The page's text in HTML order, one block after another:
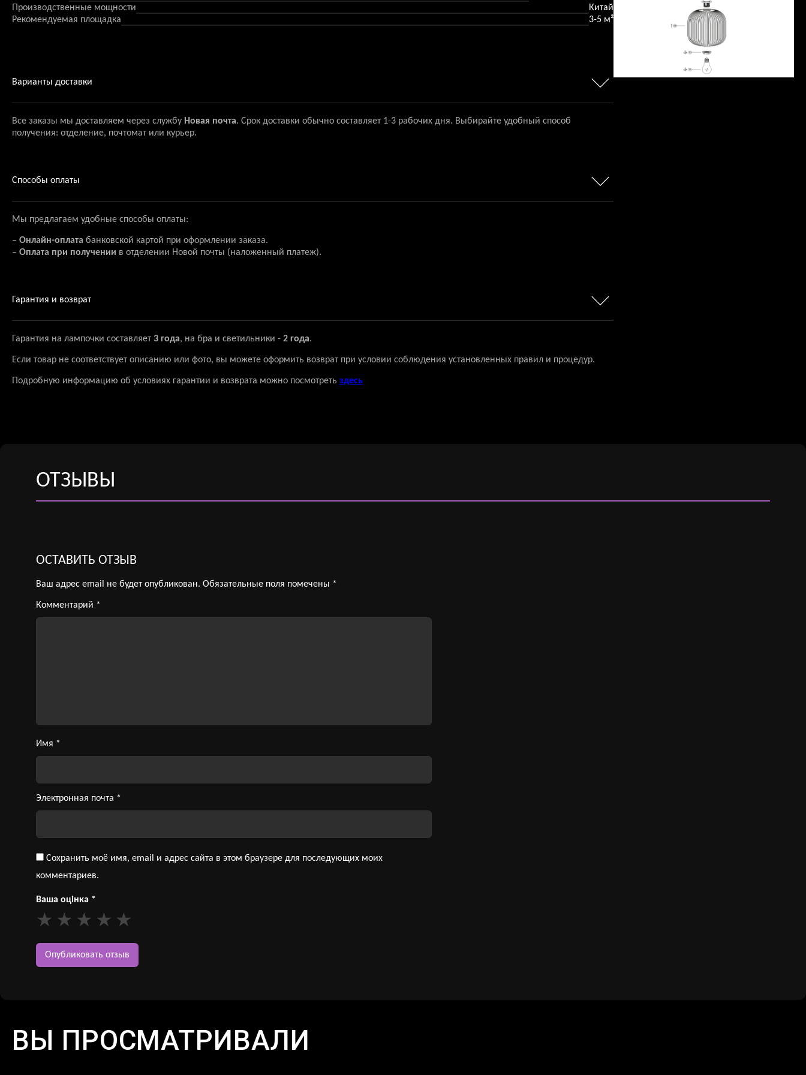
Производственные мощности
Китай
Рекомендуемая площадка
3-5 м²
Варианты доставки
Все заказы мы доставляем через службу Новая почта. Срок доставки обычно составляет 1-3 рабочих дня. Выбирайте удобный способ
получения: отделение, почтомат или курьер.
Способы оплаты
Мы предлагаем удобные способы оплаты:
– Онлайн-оплата банковской картой при оформлении заказа.
– Оплата при получении в отделении Новой почты (наложенный платеж).
Гарантия и возврат
Гарантия на лампочки составляет 3 года, на бра и светильники - 2 года.
Если товар не соответствует описанию или фото, вы можете оформить возврат при условии соблюдения установленных правил и процедур.
Подробную информацию об условиях гарантии и возврата можно посмотреть здесь
ОТЗЫВЫ
ОСТАВИТЬ ОТЗЫВ
Ваш адрес email не будет опубликован. Обязательные поля помечены *
Комментарий *
Имя *
Электронная почта *
Сохранить моё имя, email и адрес сайта в этом браузере для последующих моих
комментариев.
Ваша оцінка *
ВЫ ПРОСМАТРИВАЛИ